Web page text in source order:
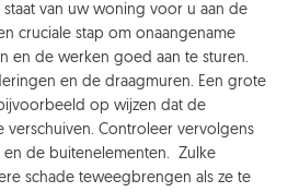
van uw woning voor u aan de
cruciale stap om onaangename
en de werken goed aan te sturen.
en de draagmuren. Een grote
op wijzen dat de
Controleer vervolgens
en de buitenelementen. Zulke
schade teweegbrengen als ze te